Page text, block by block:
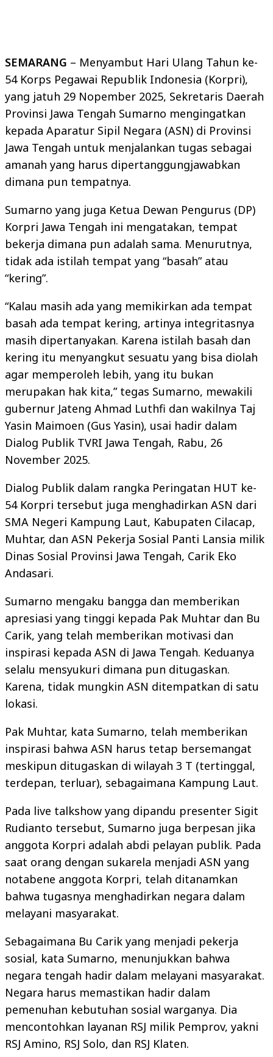
SEMARANG – Menyambut Hari Ulang Tahun ke-
54 Korps Pegawai Republik Indonesia (Korpri),
yang jatuh 29 Nopember 2025, Sekretaris Daerah
Provinsi Jawa Tengah Sumarno mengingatkan
kepada Aparatur Sipil Negara (ASN) di Provinsi
Jawa Tengah untuk menjalankan tugas sebagai
amanah yang harus dipertanggungjawabkan
dimana pun tempatnya.
Sumarno yang juga Ketua Dewan Pengurus (DP)
Korpri Jawa Tengah ini mengatakan, tempat
bekerja dimana pun adalah sama. Menurutnya,
tidak ada istilah tempat yang “basah” atau
“kering”.
“Kalau masih ada yang memikirkan ada tempat
basah ada tempat kering, artinya integritasnya
masih dipertanyakan. Karena istilah basah dan
kering itu menyangkut sesuatu yang bisa diolah
agar memperoleh lebih, yang itu bukan
merupakan hak kita,” tegas Sumarno, mewakili
gubernur Jateng Ahmad Luthfi dan wakilnya Taj
Yasin Maimoen (Gus Yasin), usai hadir dalam
Dialog Publik TVRI Jawa Tengah, Rabu, 26
November 2025.
Dialog Publik dalam rangka Peringatan HUT ke-
54 Korpri tersebut juga menghadirkan ASN dari
SMA Negeri Kampung Laut, Kabupaten Cilacap,
Muhtar, dan ASN Pekerja Sosial Panti Lansia milik
Dinas Sosial Provinsi Jawa Tengah, Carik Eko
Andasari.
Sumarno mengaku bangga dan memberikan
apresiasi yang tinggi kepada Pak Muhtar dan Bu
Carik, yang telah memberikan motivasi dan
inspirasi kepada ASN di Jawa Tengah. Keduanya
selalu mensyukuri dimana pun ditugaskan.
Karena, tidak mungkin ASN ditempatkan di satu
lokasi.
Pak Muhtar, kata Sumarno, telah memberikan
inspirasi bahwa ASN harus tetap bersemangat
meskipun ditugaskan di wilayah 3 T (tertinggal,
terdepan, terluar), sebagaimana Kampung Laut.
Pada live talkshow yang dipandu presenter Sigit
Rudianto tersebut, Sumarno juga berpesan jika
anggota Korpri adalah abdi pelayan publik. Pada
saat orang dengan sukarela menjadi ASN yang
notabene anggota Korpri, telah ditanamkan
bahwa tugasnya menghadirkan negara dalam
melayani masyarakat.
Sebagaimana Bu Carik yang menjadi pekerja
sosial, kata Sumarno, menunjukkan bahwa
negara tengah hadir dalam melayani masyarakat.
Negara harus memastikan hadir dalam
pemenuhan kebutuhan sosial warganya. Dia
mencontohkan layanan RSJ milik Pemprov, yakni
RSJ Amino, RSJ Solo, dan RSJ Klaten.